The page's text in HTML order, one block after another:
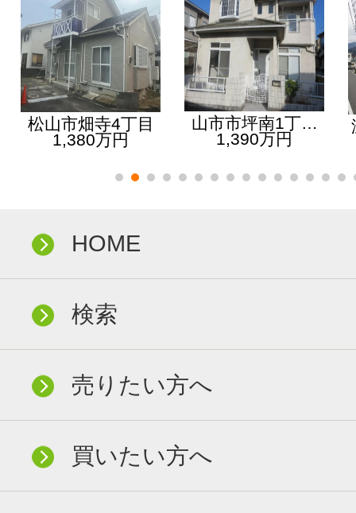
松山市畑寺4丁目
1,380万円
山市市坪南1丁…
1,390万円
HOME
検索
売りたい方へ
買いたい方へ